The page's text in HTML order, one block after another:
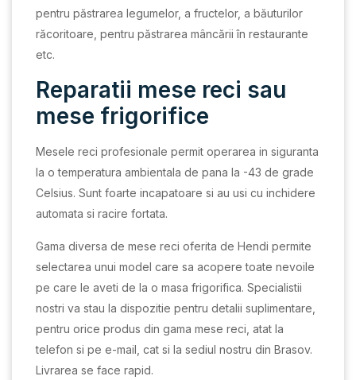
pentru păstrarea legumelor, a fructelor, a băuturilor
răcoritoare, pentru păstrarea mâncării în restaurante
etc.
Reparatii mese reci sau
mese frigorifice
Mesele reci profesionale permit operarea in siguranta
la o temperatura ambientala de pana la -43 de grade
Celsius. Sunt foarte incapatoare si au usi cu inchidere
automata si racire fortata.
Gama diversa de mese reci oferita de Hendi permite
selectarea unui model care sa acopere toate nevoile
pe care le aveti de la o masa frigorifica. Specialistii
nostri va stau la dispozitie pentru detalii suplimentare,
pentru orice produs din gama mese reci, atat la
telefon si pe e-mail, cat si la sediul nostru din Brasov.
Livrarea se face rapid.